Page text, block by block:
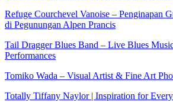
Refuge Courchevel Vanoise – Penginapan
di Pegunungan Alpen Prancis
Tail Dragger Blues Band – Live Blues
Performances
Tomiko Wada – Visual Artist & Fine Art
Totally Tiffany Naylor | Inspiration for